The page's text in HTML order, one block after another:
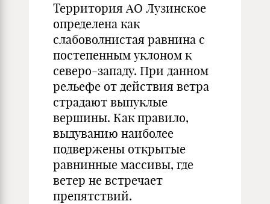
Территория АО Лузинское
определена как
слабоволнистая равнина с
постепенным уклоном к
северо-западу. При данном
рельефе от действия ветра
страдают выпуклые
вершины. Как правило,
выдуванию наиболее
подвержены открытые
равнинные массивы, где
ветер не встречает
препятствий.